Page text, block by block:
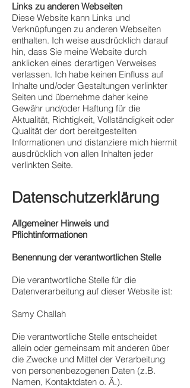
Links zu anderen Webseiten
Diese Website kann Links und
Verknüpfungen zu anderen Webseiten
enthalten. Ich weise ausdrücklich darauf
hin, dass Sie meine Website durch
anklicken eines derartigen Verweises
verlassen. Ich habe keinen Einfluss auf
Inhalte und/oder Gestaltungen verlinkter
Seiten und übernehme daher keine
Gewähr und/oder Haftung für die
Aktualität, Richtigkeit, Vollständigkeit oder
Qualität der dort bereitgestellten
Informationen und distanziere mich hiermit
ausdrücklich von allen Inhalten jeder
verlinkten Seite.
Datenschutzerklärung
Allgemeiner Hinweis und
Pflichtinformationen
Benennung der verantwortlichen Stelle
Die verantwortliche Stelle für die
Datenverarbeitung auf dieser Website ist:
Samy Challah
Die verantwortliche Stelle entscheidet
allein oder gemeinsam mit anderen über
die Zwecke und Mittel der Verarbeitung
von personenbezogenen Daten (z.B.
Namen, Kontaktdaten o. Ä.).